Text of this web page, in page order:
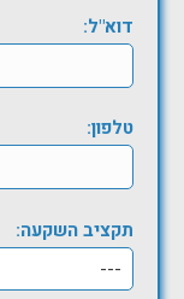
דוא"ל:
טלפון:
תקציב השקעה: